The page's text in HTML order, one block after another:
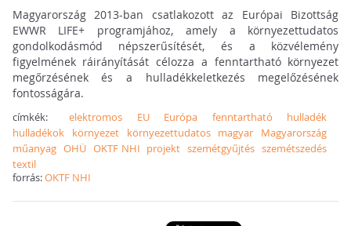
Magyarország 2013-ban csatlakozott az Európai Bizottság
EWWR LIFE+ programjához, amely a környezettudatos
gondolkodásmód népszerűsítését, és a közvélemény
figyelmének ráirányítását célozza a fenntartható környezet
megőrzésének és a hulladékkeletkezés megelőzésének
fontosságára.
címkék: elektromos EU Európa fenntartható
hulladék
hulladékok
környezet környezettudatos magyar
Magyarország
műanyag OHÜ OKTF NHI projekt szemétgyűjtés szemétszedés
textil
forrás:OKTF NHI